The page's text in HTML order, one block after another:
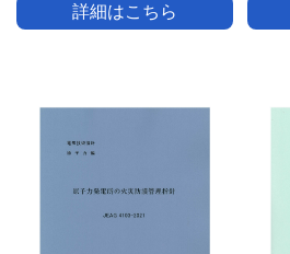
詳細はこちら